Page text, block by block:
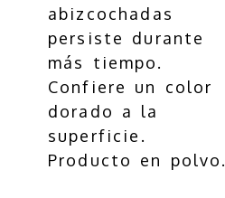
abizcochadas
persiste durante
más tiempo.
Confiere un color
dorado a la
superficie.
Producto en polvo.